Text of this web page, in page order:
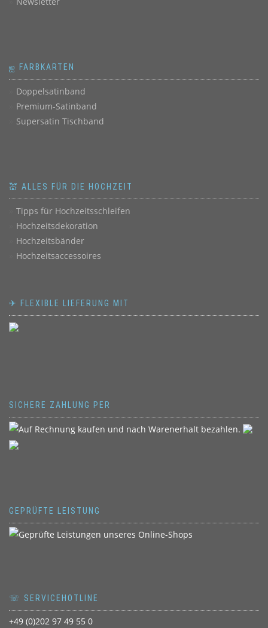
ஐ FARBKARTEN
Doppelsatinband
Premium-Satinband
Supersatin Tischband
💒 ALLES FÜR DIE HOCHZEIT
Tipps für Hochzeitsschleifen
Hochzeitsdekoration
Hochzeitsbänder
Hochzeitsaccessoires
✈ FLEXIBLE LIEFERUNG MIT
SICHERE ZAHLUNG PER
GEPRÜFTE LEISTUNG
☏ SERVICEHOTLINE
+49 (0)202 97 49 55 0